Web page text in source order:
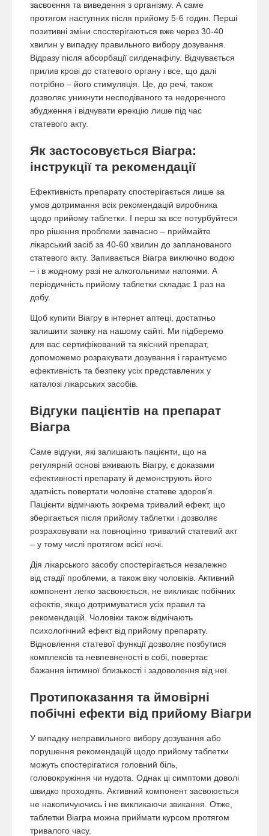
засвоєння та виведення з організму. А саме
протягом наступних після прийому 5-6 годин. Перші
позитивні зміни спостерігаються вже через 30-40
хвилин у випадку правильного вибору дозування.
Відразу після абсорбації силденафілу. Відчувається
прилив крові до статевого органу і все, що далі
потрібно – його стимуляція. Це, до речі, також
дозволяє уникнути несподіваного та недоречного
збудження і відчувати ерекцію лише під час
статевого акту.
Як застосовується Віагра:
інструкції та рекомендації
Ефективність препарату спостерігається лише за
умов дотримання всіх рекомендацій виробника
щодо прийому таблетки. І перш за все потурбуйтеся
про рішення проблеми завчасно – приймайте
лікарський засіб за 40-60 хвилин до запланованого
статевого акту. Запивається Віагра виключно водою
– і в жодному разі не алкогольними напоями. А
періодичність прийому таблетки складає 1 раз на
добу.
Щоб купити Віагру в інтернет аптеці, достатньо
залишити заявку на нашому сайті. Ми підберемо
для вас сертифікований та якісний препарат,
допоможемо розрахувати дозування і гарантуємо
ефективність та безпеку усіх представлених у
каталозі лікарських засобів.
Відгуки пацієнтів на препарат
Віагра
Саме відгуки, які залишають пацієнти, що на
регулярній основі вживають Віагру, є доказами
ефективності препарату й демонструють його
здатність повертати чоловіче статеве здоров'я.
Пацієнти відмічають зокрема тривалий ефект, що
зберігається після прийому таблетки і дозволяє
розраховувати на повноцінно тривалий статевий акт
– у тому числі протягом всієї ночі.
Дія лікарського засобу спостерігається незалежно
від стадії проблеми, а також віку чоловіків. Активний
компонент легко засвоюється, не викликає побічних
ефектів, якщо дотримуватися усіх правил та
рекомендацій. Чоловіки також відмічають
психологічний ефект від прийому препарату.
Відновлення статевої функції дозволяє позбутися
комплексів та невпевненості в собі, повертає
бажання інтимної близькості і задоволення від неї.
Протипоказання та ймовірні
побічні ефекти від прийому Віагри
У випадку неправильного вибору дозування або
порушення рекомендацій щодо прийому таблетки
можуть спостерігатися головний біль,
головокружіння чи нудота. Однак ці симптоми доволі
швидко проходять. Активний компонент засвоюється
не накопичуючись і не викликаючи звикання. Отже,
таблетки Віагра можна приймати курсом протягом
тривалого часу.